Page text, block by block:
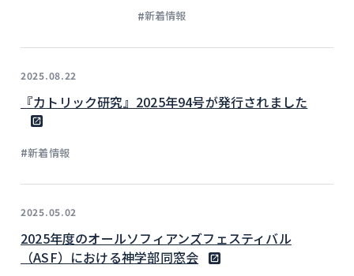
#新着情報
2025.08.22
『カトリック研究』2025年94号が発行されました
#新着情報
2025.05.02
2025年度のオールソフィアンズフェスティバル
（ASF）における神学部同窓会